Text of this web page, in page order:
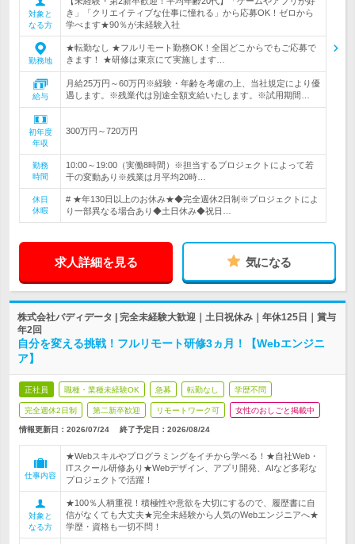
対象と
なる方
き」「クリエイティブな仕事に憧れる」から応募OK！ゼロから
学べます★90％が未経験入社
勤務地
★転勤なし ★フルリモート勤務OK！全国どこからでもご応募で
きます！ ★研修は東京にて実施します…
給与
月給25万円～60万円※経験・年齢を考慮の上、当社規定により優
遇します。※残業代は別途全額支給いたします。※試用期間…
初年度
年収
300万円～720万円
勤務
時間
10:00～19:00（実働8時間）※担当するプロジェクトによって若
干の変動あり※残業は月平均20時…
休日
休暇
# ★年130日以上のお休み★◆完全週休2日制※プロジェクトによ
り一部異なる場合あり◆土日休み◆祝日…
求人詳細を見る 気になる
株式会社バディデータ | 完全未経験大歓迎｜土日祝休み｜年休125日｜賞与
年2回
自分を変える挑戦！フルリモート研修3ヵ月！【Webエンジニ
ア】
正社員 職種・業種未経験OK 急募 転勤なし 学歴不問
完全週休2日制 第二新卒歓迎 リモートワーク可 女性のおしごと掲載中
情報更新日：2026/07/24 終了予定日： 2026/08/24
仕事内容
★Webスキルやプログラミングをイチから学べる！★自社Web・
ITスクール研修あり★Webデザイン、アプリ開発、AIなど多彩な
プロジェクトで活躍！
対象と
なる方
★100％人柄重視！積極性や意欲を大切にするので、履歴書に自
信がなくても大丈夫★完全未経験から人気のWebエンジニアへ★
学歴・資格も一切不問！